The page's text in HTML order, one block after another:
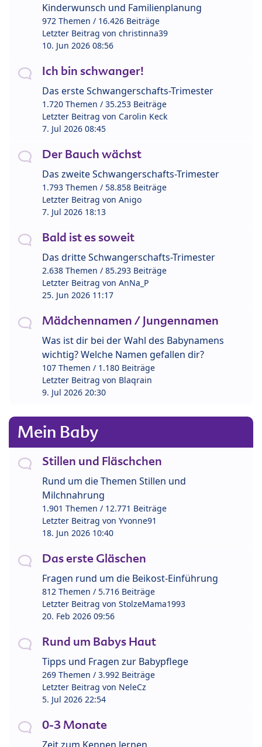
Kinderwunsch und Familienplanung
972 Themen / 16.426 Beiträge
Letzter Beitrag von christinna39
10. Jun 2026 08:56
Ich bin schwanger!
Das erste Schwangerschafts-Trimester
1.720 Themen / 35.253 Beiträge
Letzter Beitrag von Carolin Keck
7. Jul 2026 08:45
Der Bauch wächst
Das zweite Schwangerschafts-Trimester
1.793 Themen / 58.858 Beiträge
Letzter Beitrag von Anigo
7. Jul 2026 18:13
Bald ist es soweit
Das dritte Schwangerschafts-Trimester
2.638 Themen / 85.293 Beiträge
Letzter Beitrag von AnNa_P
25. Jun 2026 11:17
Mädchennamen / Jungennamen
Was ist dir bei der Wahl des Babynamens
wichtig? Welche Namen gefallen dir?
107 Themen / 1.180 Beiträge
Letzter Beitrag von Blaqrain
9. Jul 2026 20:30
Mein Baby
Stillen und Fläschchen
Rund um die Themen Stillen und
Milchnahrung
1.901 Themen / 12.771 Beiträge
Letzter Beitrag von Yvonne91
18. Jun 2026 10:40
Das erste Gläschen
Fragen rund um die Beikost-Einführung
812 Themen / 5.716 Beiträge
Letzter Beitrag von StolzeMama1993
20. Feb 2026 09:56
Rund um Babys Haut
Tipps und Fragen zur Babypflege
269 Themen / 3.992 Beiträge
Letzter Beitrag von NeleCz
5. Jul 2026 22:54
0-3 Monate